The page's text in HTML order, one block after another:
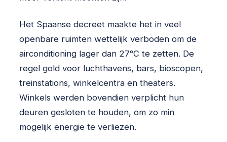
Het Spaanse decreet maakte het in veel
openbare ruimten wettelijk verboden om de
airconditioning lager dan 27°C te zetten. De
regel gold voor luchthavens, bars, bioscopen,
treinstations, winkelcentra en theaters.
Winkels werden bovendien verplicht hun
deuren gesloten te houden, om zo min
mogelijk energie te verliezen.